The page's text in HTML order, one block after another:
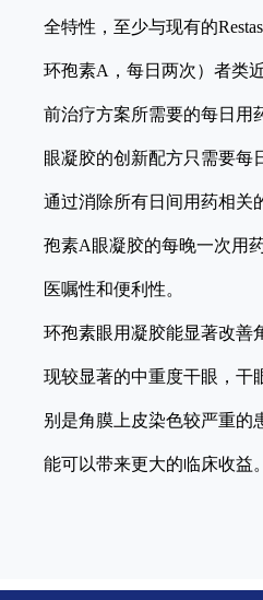
全特性，至少与现有的
环孢素A，每日两次）者类
前治疗方案所需要的每日用
眼凝胶的创新配方只需要每
通过消除所有日间用药相关
孢素A眼凝胶的每晚一次用
医嘱性和便利性。
环孢素眼用凝胶能显著改善
现较显著的中重度干眼，干
别是角膜上皮染色较严重的
能可以带来更大的临床收益。